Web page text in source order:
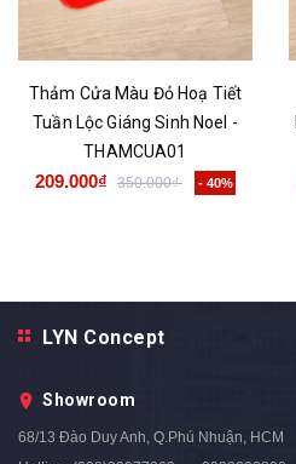
Thảm Cửa Màu Đỏ Hoạ Tiết
Tuần Lộc Giáng Sinh Noel -
THAMCUA01
209.000₫ 350.000₫ - 40%
LYN Concept
Showroom
68/13 Đào Duy Anh, Q.Phú Nhuận, HCM